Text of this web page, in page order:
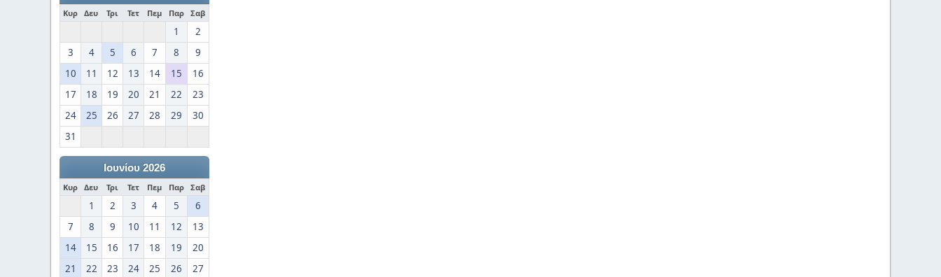
Κυρ Δευ Τρι Τετ Πεμ Παρ Σαβ
1
2
3
4 5 6 7 8
9
10
11 12 13 14 15
16
17
18 19 20 21 22
23
24
25 26 27 28 29
30
31
Ιουνίου 2026
Κυρ Δευ Τρι Τετ Πεμ Παρ Σαβ
1 2 3 4 5
6
7
8 9 10 11 12
13
14
15 16 17 18 19
20
21
22 23 24 25 26 27